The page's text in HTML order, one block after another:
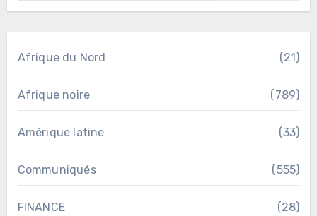
Afrique du Nord (21)
Afrique noire (789)
Amérique latine (33)
Communiqués (555)
FINANCE (28)